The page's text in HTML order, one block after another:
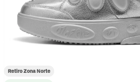
Retiro Zona Norte